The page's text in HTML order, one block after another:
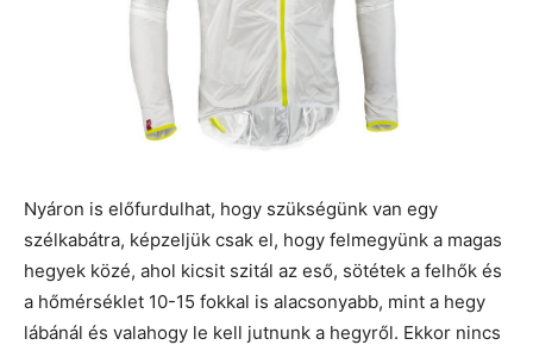
Nyáron is előfurdulhat, hogy szükségünk van egy
szélkabátra, képzeljük csak el, hogy felmegyünk a magas
hegyek közé, ahol kicsit szitál az eső, sötétek a felhők és
a hőmérséklet 10-15 fokkal is alacsonyabb, mint a hegy
lábánál és valahogy le kell jutnunk a hegyről. Ekkor nincs